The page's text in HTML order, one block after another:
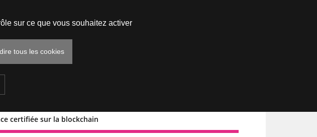
certifiée sur la blockchain
avec
sur ce que vous souhaitez activer
tous les cookies